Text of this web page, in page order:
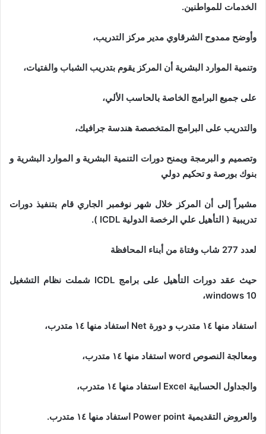
الخدمات للمواطنين.
وأوضح ممدوح الشرقاوي مدير مركز التدريب،
وتنمية الموارد البشرية أن المركز يقوم بتدريب الشباب والفتيات،
على جميع البرامج الخاصة بالحاسب الألي،
والتدريب على البرامج المتخصصة هندسة جرافيك،
وتصميم و البرمجة ويمنح دورات التنمية البشرية و الموارد البشرية و
بنوك بورصة و تحكيم دولي
مشيراً إلى أن المركز خلال شهر نوفمبر الجاري قام بتنفيذ دورات
تدريبية ( التأهيل علي الرخصة الدولية ICDL ).
لعدد 277 شاب وفتاة من أبناء المحافظة
حيث عقد دورات التأهيل على برامج ICDL شملت نظام التشغيل
windows 10،
استفاد منها ١٤ متدرب و دورة Net استفاد منها ١٤ متدرب،
ومعالجة النصوص word استفاد منها ١٤ متدرب،
والجداول الحسابية Excel استفاد منها ١٤ متدرب،
والعروض التقديمية Power point استفاد منها ١٤ متدرب.